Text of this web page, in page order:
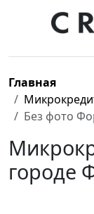
Главная
Без фото
городе